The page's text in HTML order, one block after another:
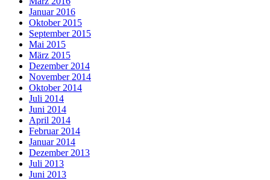
Januar 2016
Oktober 2015
September 2015
Mai 2015
März 2015
Dezember 2014
November 2014
Oktober 2014
Juli 2014
Juni 2014
April 2014
Februar 2014
Januar 2014
Dezember 2013
Juli 2013
Juni 2013